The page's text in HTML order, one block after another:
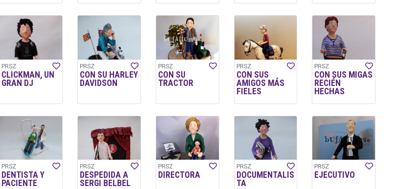
PRSZ
CLICKMAN, UN
GRAN DJ
PRSZ
CON SU HARLEY
DAVIDSON
PRSZ
CON SU
TRACTOR
PRSZ
CON SUS
AMIGOS MÁS
FIELES
PRSZ
CON SUS MIGAS
RECIÉN
HECHAS
PRSZ
DENTISTA Y
PACIENTE
PRSZ
DESPEDIDA A
SERGI BELBEL
PRSZ
DIRECTORA
PRSZ
DOCUMENTALIS
TA
PRSZ
EJECUTIVO